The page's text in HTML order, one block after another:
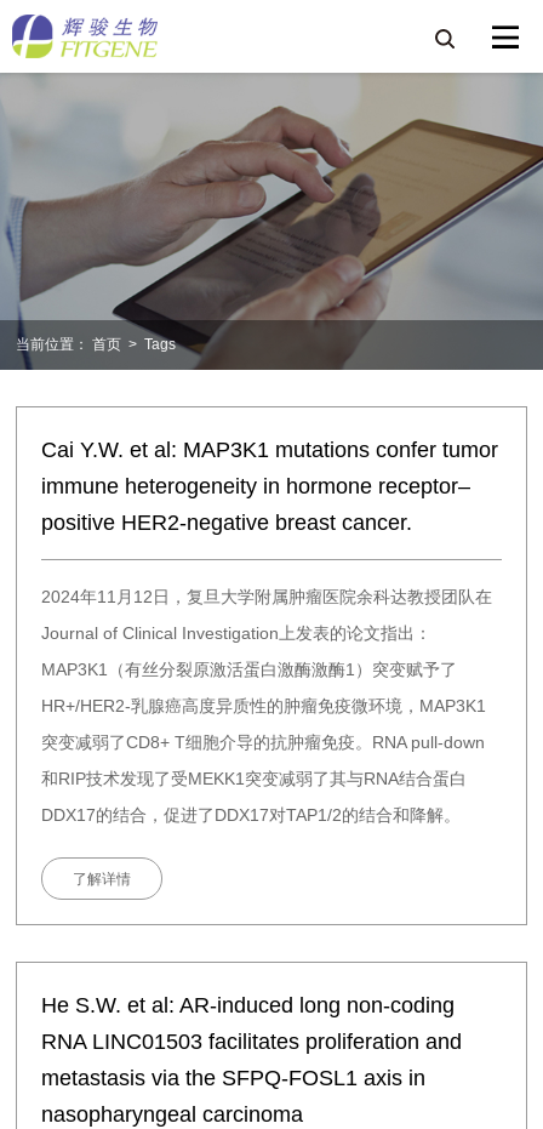
当前位置： 首页 > Tags
Cai Y.W. et al: MAP3K1 mutations confer tumor
immune heterogeneity in hormone receptor–
positive HER2-negative breast cancer.
2024年11月12日，复旦大学附属肿瘤医院余科达教授团队在
Journal of Clinical Investigation上发表的论文指出：
MAP3K1（有丝分裂原激活蛋白激酶激酶1）突变赋予了
HR+/HER2-乳腺癌高度异质性的肿瘤免疫微环境，MAP3K1
突变减弱了CD8+ T细胞介导的抗肿瘤免疫。RNA pull-down
和RIP技术发现了受MEKK1突变减弱了其与RNA结合蛋白
DDX17的结合，促进了DDX17对TAP1/2的结合和降解。
了解详情
He S.W. et al: AR-induced long non-coding
RNA LINC01503 facilitates proliferation and
metastasis via the SFPQ-FOSL1 axis in
nasopharyngeal carcinoma